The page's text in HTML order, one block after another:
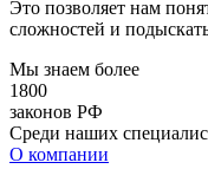
Это позволяет нам
сложностей и
Мы знаем более
1800
законов РФ
Среди наших
О компании